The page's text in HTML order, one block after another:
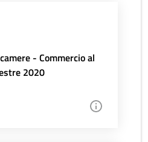
- Commercio al
2020